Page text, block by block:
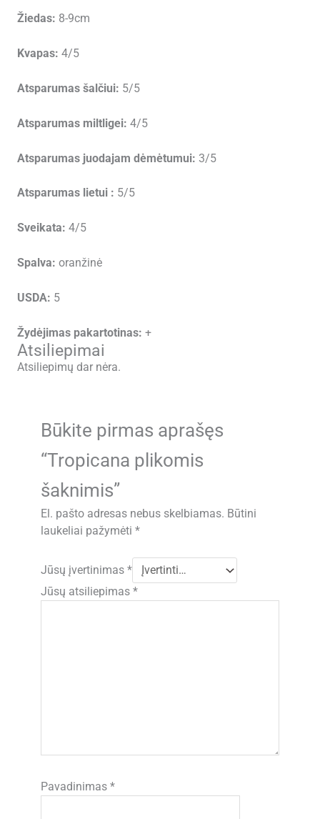
Žiedas: 8-9cm
Kvapas: 4/5
Atsparumas šalčiui: 5/5
Atsparumas miltligei: 4/5
Atsparumas juodajam dėmėtumui: 3/5
Atsparumas lietui : 5/5
Sveikata: 4/5
Spalva: oranžinė
USDA: 5
Žydėjimas pakartotinas: +
Atsiliepimai
Atsiliepimų dar nėra.
Būkite pirmas aprašęs
“Tropicana plikomis
šaknimis”
El. pašto adresas nebus skelbiamas. Būtini
laukeliai pažymėti*
Jūsų įvertinimas*
Jūsų atsiliepimas*
Pavadinimas*